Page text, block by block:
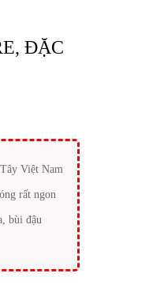
ĐẶC
Việt Nam
rất ngon
bùi đậu